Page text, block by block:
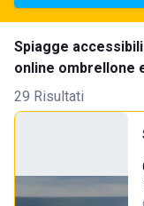
Spiagge
online ombrellone
29 Risultati